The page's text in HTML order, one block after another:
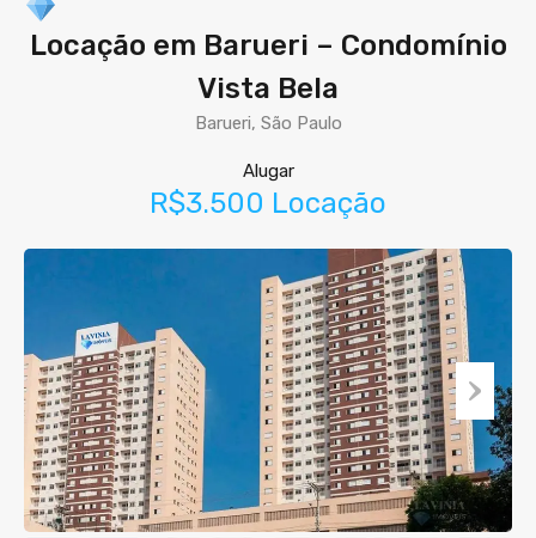
Locação em Barueri – Condomínio
Vista Bela
Barueri, São Paulo
Alugar
R$3.500 Locação